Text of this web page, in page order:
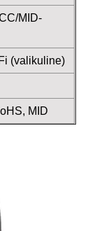
MID-
(valikuline)
MID